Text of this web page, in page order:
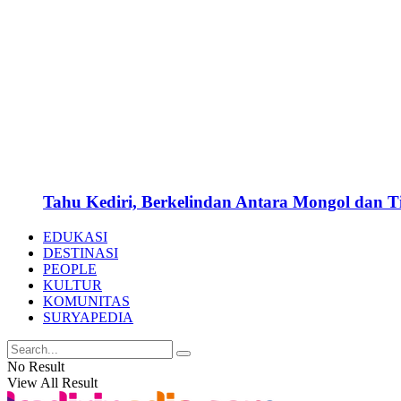
Tahu Kediri, Berkelindan Antara Mongol dan
EDUKASI
DESTINASI
PEOPLE
KULTUR
KOMUNITAS
SURYAPEDIA
No Result
View All Result